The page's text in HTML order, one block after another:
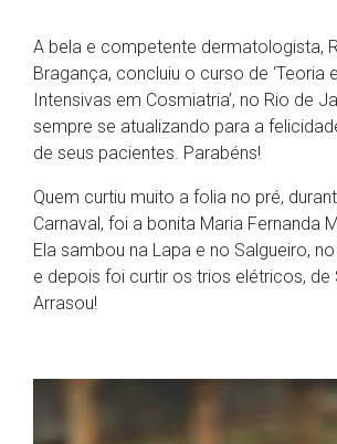
A bela e competente dermatologista,
Bragança, concluiu o curso de ‘Teoria
Intensivas em Cosmiatria’, no Rio de
sempre se atualizando para a
de seus pacientes. Parabéns!
Quem curtiu muito a folia no pré,
Carnaval, foi a bonita Maria Fernanda
Ela sambou na Lapa e no Salgueiro,
e depois foi curtir os trios elétricos, de
Arrasou!